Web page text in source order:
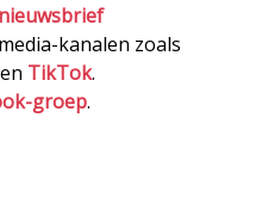
nieuwsbrief
kanalen zoals
en TikTok.
groep.